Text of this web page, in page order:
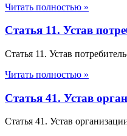
Читать полностью »
Статья 11. Устав
Статья 11. Устав
Читать полностью »
Статья 41. Устав
Статья 41. Устав